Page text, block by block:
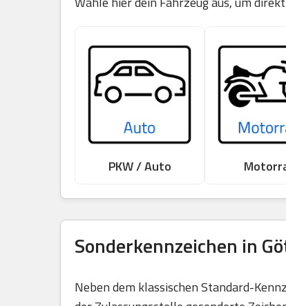
PKW / Auto
Sonderkennzeichen in
Neben dem klassischen Standard-